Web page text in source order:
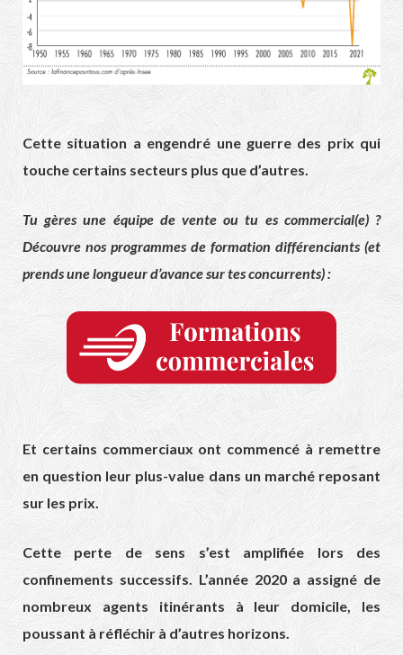
Cette situation a engendré une guerre des prix qui
touche certains secteurs plus que d’autres.
Tu gères une équipe de vente ou tu es commercial(e) ?
Découvre nos programmes de formation différenciants (et
prends une longueur d’avance sur tes concurrents) :
Et certains commerciaux ont commencé à remettre
en question leur plus-value dans un marché reposant
sur les prix.
Cette perte de sens s’est amplifiée lors des
confinements successifs. L’année 2020 a assigné de
nombreux agents itinérants à leur domicile, les
poussant à réfléchir à d’autres horizons.